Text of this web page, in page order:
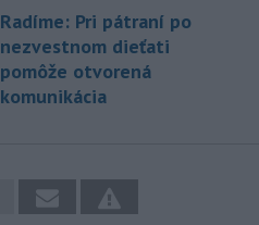
Radíme: Pri pátraní po
nezvestnom dieťati
pomôže otvorená
komunikácia